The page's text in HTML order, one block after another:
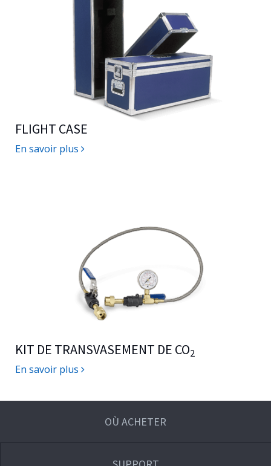
FLIGHT CASE
En savoir plus
KIT DE TRANSVASEMENT DE CO2
En savoir plus
OÙ ACHETER